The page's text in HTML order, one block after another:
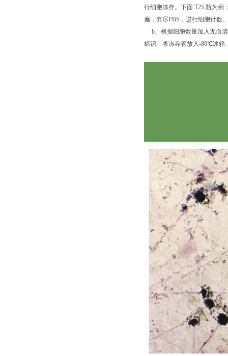
行细胞冻存。下面 T25 瓶为例
遍，弃尽PBS，进行细胞计数。
b、根据细胞数量加入无血清
标识。将冻存管放入-80℃冰箱